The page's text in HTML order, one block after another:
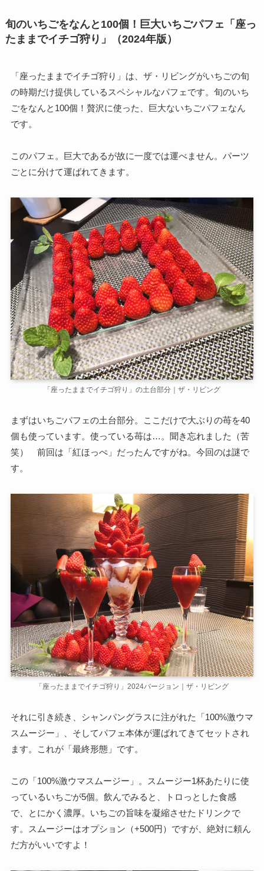
旬のいちごをなんと100個！巨大いちごパフェ「座っ
たままでイチゴ狩り」（2024年版）
「座ったままでイチゴ狩り」は、ザ・リビングがいちごの旬
の時期だけ提供しているスペシャルなパフェです。旬のいち
ごをなんと100個！贅沢に使った、巨大ないちごパフェなん
です。
このパフェ。巨大であるが故に一度では運べません。パーツ
ごとに分けて運ばれてきます。
「座ったままでイチゴ狩り」の土台部分｜ザ・リビング
まずはいちごパフェの土台部分。ここだけで大ぶりの苺を40
個も使っています。使っている苺は…。聞き忘れました（苦
笑） 前回は「紅ほっぺ」だったんですがね。今回のは謎で
す。
「座ったままでイチゴ狩り」2024バージョン｜ザ・リビング
それに引き続き、シャンパングラスに注がれた「100%激ウマ
スムージー」、そしてパフェ本体が運ばれてきてセットされ
ます。これが「最終形態」です。
この「100%激ウマスムージー」。スムージー1杯あたりに使
っているいちごが5個。飲んでみると、トロっとした食感
で、とにかく濃厚。いちごの旨味を凝縮させたドリンクで
す。スムージーはオプション（+500円）ですが、絶対に頼ん
だ方がいいですよ！